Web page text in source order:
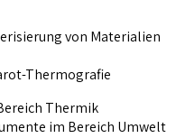
von Materialien
Thermografie
Thermik
im Bereich Umwelt